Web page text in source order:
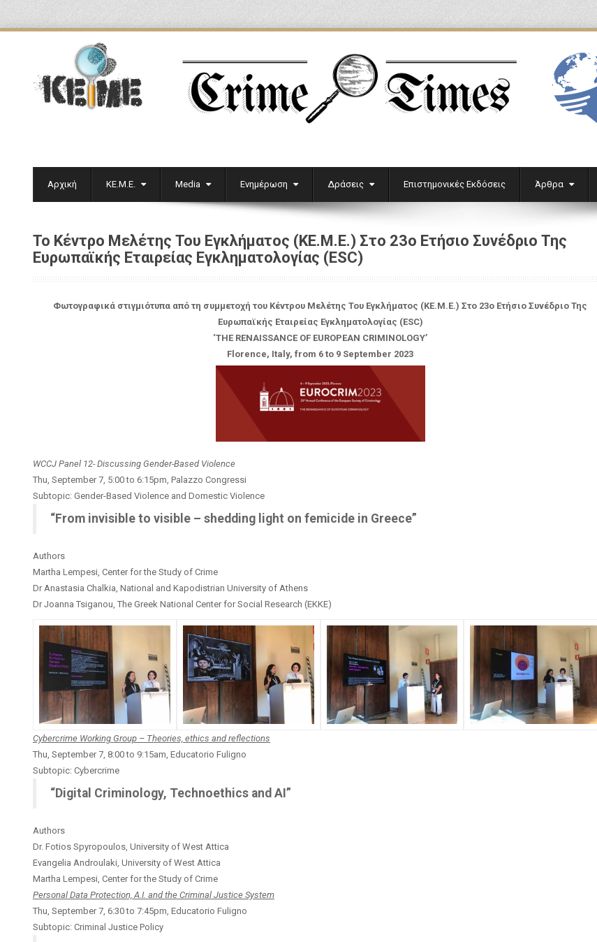
'
Αρχική ΚΕ.Μ.Ε. Media Ενημέρωση Δράσεις Επιστημονικές Εκδόσεις Άρθρα
Το Κέντρο Μελέτης Του Εγκλήματος (ΚΕ.Μ.Ε.) Στο 23ο Ετήσιο Συνέδριο Της
Ευρωπαϊκής Εταιρείας Εγκληματολογίας (ESC)
Φωτογραφικά στιγμιότυπα από τη συμμετοχή του Κέντρου Μελέτης Του Εγκλήματος (ΚΕ.Μ.Ε.) Στο 23ο Ετήσιο Συνέδριο Της
Ευρωπαϊκής Εταιρείας Εγκληματολογίας (ESC)
‘THE RENAISSANCE OF EUROPEAN CRIMINOLOGY’
Florence, Italy, from 6 to 9 September 2023
WCCJ Panel 12- Discussing Gender-Based Violence
Thu, September 7, 5:00 to 6:15pm, Palazzo Congressi
Subtopic: Gender-Based Violence and Domestic Violence
“From invisible to visible – shedding light on femicide in Greece”
Authors
Martha Lempesi, Center for the Study of Crime
Dr Anastasia Chalkia, National and Kapodistrian University of Athens
Dr Joanna Tsiganou, The Greek National Center for Social Research (ΕΚΚΕ)
Cybercrime Working Group – Theories, ethics and reflections
Thu, September 7, 8:00 to 9:15am, Educatorio Fuligno
Subtopic: Cybercrime
“Digital Criminology, Technoethics and AI”
Authors
Dr. Fotios Spyropoulos, University of West Attica
Evangelia Androulaki, University of West Attica
Martha Lempesi, Center for the Study of Crime
Personal Data Protection, A.I. and the Criminal Justice System
Thu, September 7, 6:30 to 7:45pm, Educatorio Fuligno
Subtopic: Criminal Justice Policy